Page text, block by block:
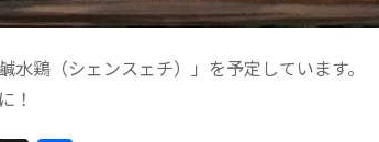
水鶏（シェンスェチ）」を予定しています。
！